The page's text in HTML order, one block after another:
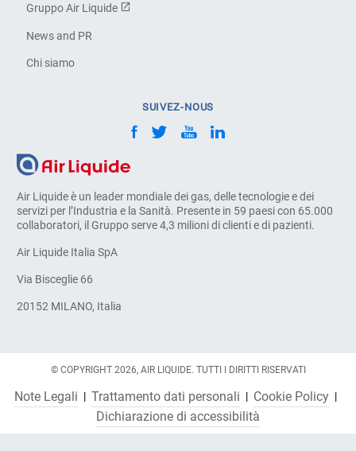
Air Liquide è un leader mondiale dei gas, delle tecnologie e dei
servizi per l’Industria e la Sanità. Presente in 59 paesi con 65.000
collaboratori, il Gruppo serve 4,3 milioni di clienti e di pazienti.
Air Liquide Italia SpA
Via Bisceglie 66
20152 MILANO, Italia
Gruppo Air Liquide
News and PR
Chi siamo
SUIVEZ-NOUS
© COPYRIGHT 2026, AIR LIQUIDE. TUTTI I DIRITTI RISERVATI
Note Legali Trattamento dati personali
Cookie Policy
Dichiarazione di accessibilità